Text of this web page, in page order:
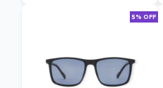
5% OFF